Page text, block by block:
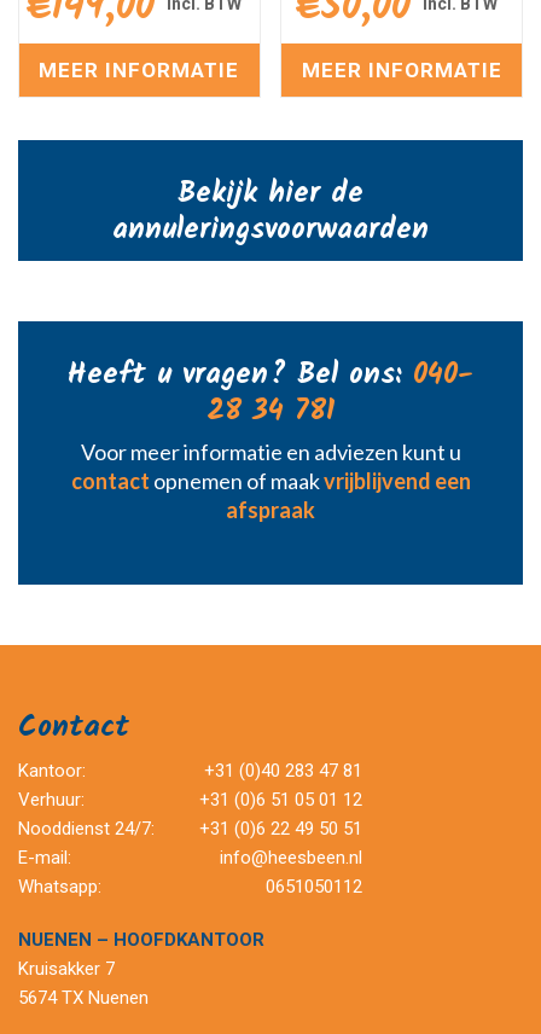
MEER INFORMATIE MEER INFORMATIE
Bekijk hier de
annuleringsvoorwaarden
Heeft u vragen? Bel ons: 040-
28 34 781
Voor meer informatie en adviezen kunt u
contact opnemen of maakvrijblijvend een
afspraak
Contact
Kantoor:
+31 (0)40 283 47 81
Verhuur:
+31 (0)6 51 05 01 12
Nooddienst 24/7:
+31 (0)6 22 49 50 51
E-mail:
info@heesbeen.nl
Whatsapp:
0651050112
NUENEN – HOOFDKANTOOR
Kruisakker 7
5674 TX Nuenen